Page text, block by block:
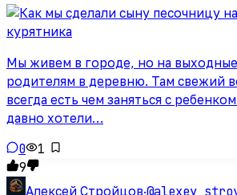
Мы живем в городе, но на выходные
родителям в деревню. Там свежий
всегда есть чем заняться с
давно хотели…
0
1
9
Алексей Стройцов·